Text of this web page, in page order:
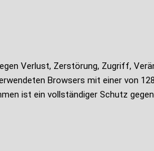
Verlust, Zerstörung, Zugriff,
Browsers mit einer von
ist ein vollständiger Schutz